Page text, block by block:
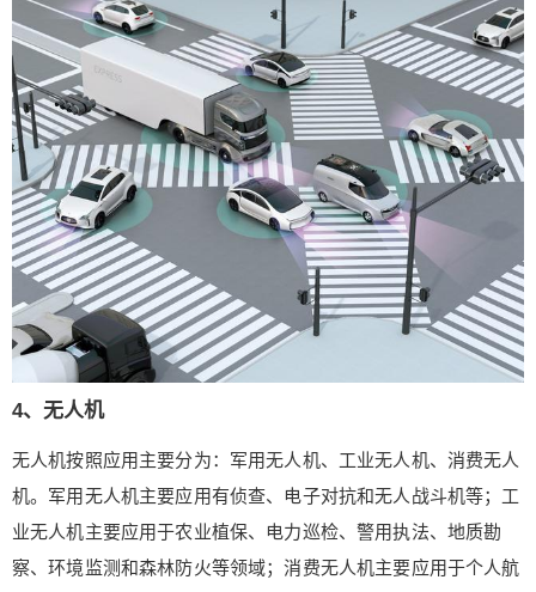
4、无人机
无人机按照应用主要分为：军用无人机、工业无人机、消费无人
机。军用无人机主要应用有侦查、电子对抗和无人战斗机等；工
业无人机主要应用于农业植保、电力巡检、警用执法、地质勘
察、环境监测和森林防火等领域；消费无人机主要应用于个人航